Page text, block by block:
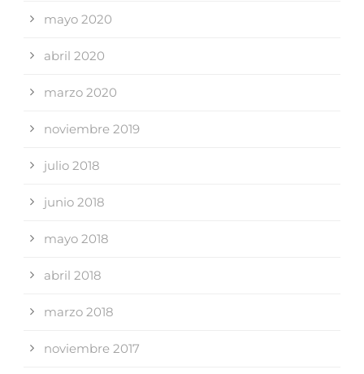
mayo 2020
abril 2020
marzo 2020
noviembre 2019
julio 2018
junio 2018
mayo 2018
abril 2018
marzo 2018
noviembre 2017